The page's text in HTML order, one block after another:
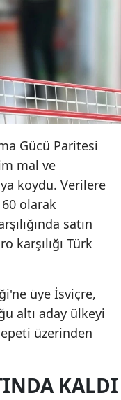
Gücü Paritesi
mal ve
koydu. Verilere
olarak
satın
karşılığı Türk
üye İsviçre,
altı aday ülkeyi
üzerinden
KALDI